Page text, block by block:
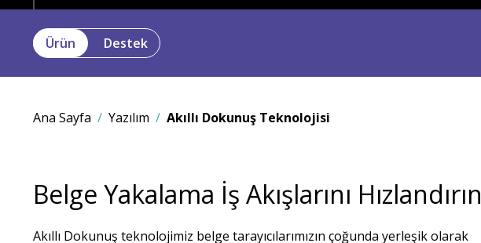
Ürün Destek
Ana Sayfa Yazılım Akıllı Dokunuş Teknolojisi
Belge Yakalama İş Akışlarını Hızlandırın
Akıllı Dokunuş teknolojimiz belge tarayıcılarımızın çoğunda yerleşik olarak